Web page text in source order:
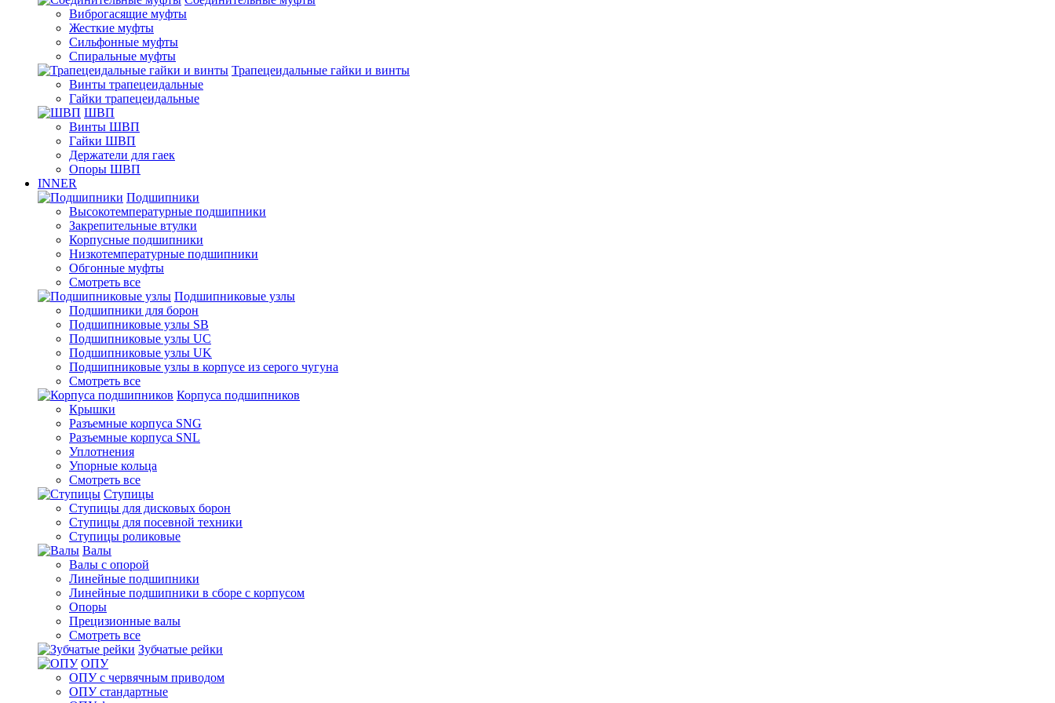
Виброгасящие муфты
Жесткие муфты
Сильфонные муфты
Спиральные муфты
Трапецеидальные гайки и винты
Винты трапецеидальные
Гайки трапецеидальные
ШВП
Винты ШВП
Гайки ШВП
Держатели для гаек
Опоры ШВП
INNER
Подшипники
Высокотемпературные подшипники
Закрепительные втулки
Корпусные подшипники
Низкотемпературные подшипники
Обгонные муфты
Смотреть все
Подшипниковые узлы
Подшипники для борон
Подшипниковые узлы SB
Подшипниковые узлы UC
Подшипниковые узлы UK
Подшипниковые узлы в корпусе из серого чугуна
Смотреть все
Корпуса подшипников
Крышки
Разъемные корпуса SNG
Разъемные корпуса SNL
Уплотнения
Упорные кольца
Смотреть все
Ступицы
Ступицы для дисковых борон
Ступицы для посевной техники
Ступицы роликовые
Валы
Валы с опорой
Линейные подшипники
Линейные подшипники в сборе с корпусом
Опоры
Прецизионные валы
Смотреть все
Зубчатые рейки
ОПУ
ОПУ с червячным приводом
ОПУ стандартные